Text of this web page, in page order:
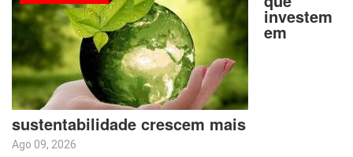
investem
em
sustentabilidade crescem mais
Ago 09, 2026